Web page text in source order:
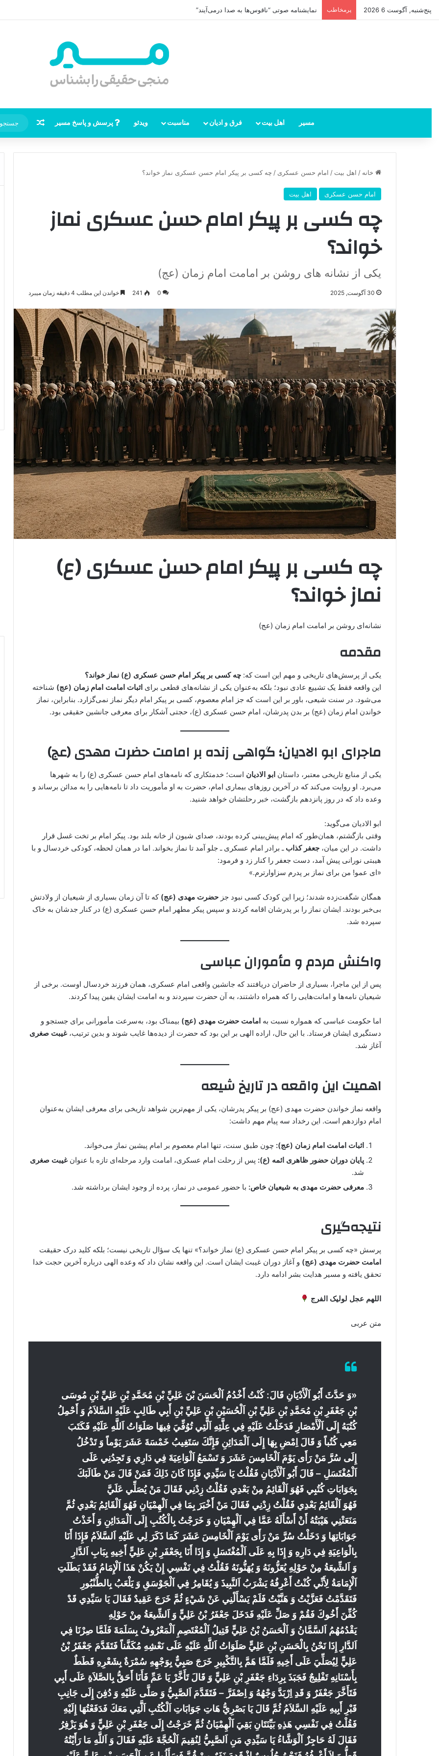
پنج‌شنبه, آگوست 6 2026 پرمخاطب امام زمان از کجا ظهور می‌کند؟ محل ظهور امام زمان، نقشه راه ظهور از مکه تا پایتختی کوفه
مسیر اهل بیت فرق و ادیان مناسبت ویدئو پرسش و پاسخ مسیر نوشته
خانه / اهل بیت / امام حسن عسکری / چه کسی بر پیکر امام حسن عسکری نماز خواند؟
امام حسن عسکری اهل بیت
چه کسی بر پیکر امام حسن عسکری نماز
خواند؟
یکی از نشانه‌ های روشن بر امامت امام زمان (عج)
30 آگوست, 2025 0
241 خواندن این مطلب 4 دقیقه زمان میبرد
چه کسی بر پیکر امام حسن عسکری (ع)
نماز خواند؟
نشانه‌ای روشن بر امامت امام زمان (عج)
مقدمه
یکی از پرسش‌های تاریخی و مهم این است که: چه کسی بر پیکر امام حسن عسکری (ع) نماز خواند؟
این واقعه فقط یک تشییع عادی نبود؛ بلکه به‌عنوان یکی از نشانه‌های قطعی برای اثبات امامت امام زمان (عج) شناخته
می‌شود. در سنت شیعی، باور بر این است که جز امام معصوم، کسی بر پیکر امام دیگر نماز نمی‌گزارد. بنابراین، نماز
خواندن امام زمان (عج) بر بدن پدرشان، امام حسن عسکری (ع)، حجتی آشکار برای معرفی جانشین حقیقی بود.
ماجرای ابو الادیان؛ گواهی زنده بر امامت حضرت مهدی (عج)
یکی از منابع تاریخی معتبر، داستان ابو الادیان است؛ خدمتکاری که نامه‌های امام حسن عسکری (ع) را به شهرها
می‌برد. او روایت می‌کند که در آخرین روزهای بیماری امام، حضرت به او مأموریت داد تا نامه‌هایی را به مدائن برساند و
وعده داد که در روز پانزدهم بازگشت، خبر رحلتشان خواهد شنید.
ابو الادیان می‌گوید:
وقتی بازگشتم، همان‌طور که امام پیش‌بینی کرده بودند، صدای شیون از خانه بلند بود. پیکر امام بر تخت غسل قرار
داشت. در این میان، جعفر کذاب ـ برادر امام عسکری ـ جلو آمد تا نماز بخواند. اما در همان لحظه، کودکی خردسال و با
هیبتی نورانی پیش آمد، دست جعفر را کنار زد و فرمود:
«ای عمو! من برای نماز بر پدرم سزاوارترم.»
همگان شگفت‌زده شدند؛ زیرا این کودک کسی نبود جز حضرت مهدی (عج) که تا آن زمان بسیاری از شیعیان از ولادتش
بی‌خبر بودند. ایشان نماز را بر پدرشان اقامه کردند و سپس پیکر مطهر امام حسن عسکری (ع) در کنار جدشان به خاک
سپرده شد.
واکنش مردم و مأموران عباسی
پس از این ماجرا، بسیاری از حاضران دریافتند که جانشین واقعی امام عسکری، همان فرزند خردسال اوست. برخی از
شیعیان نامه‌ها و امانت‌هایی را که همراه داشتند، به آن حضرت سپردند و به امامت ایشان یقین پیدا کردند.
اما حکومت عباسی که همواره نسبت به امامت حضرت مهدی (عج) بیمناک بود، به‌سرعت مأمورانی برای جستجو و
دستگیری ایشان فرستاد. با این حال، اراده الهی بر این بود که حضرت از دیده‌ها غایب شوند و بدین ترتیب، غیبت صغری
آغاز شد.
اهمیت این واقعه در تاریخ شیعه
واقعه نماز خواندن حضرت مهدی (عج) بر پیکر پدرشان، یکی از مهم‌ترین شواهد تاریخی برای معرفی ایشان به‌عنوان
امام دوازدهم است. این رخداد سه پیام مهم داشت:
اثبات امامت امام زمان (عج): چون طبق سنت، تنها امام معصوم بر امام پیشین نماز می‌خواند.
پایان دوران حضور ظاهری ائمه (ع): پس از رحلت امام عسکری، امامت وارد مرحله‌ای تازه با عنوان غیبت صغری
شد.
معرفی حضرت مهدی به شیعیان خاص: با حضور عمومی در نماز، پرده از وجود ایشان برداشته شد.
نتیجه‌گیری
پرسش «چه کسی بر پیکر امام حسن عسکری (ع) نماز خواند؟» تنها یک سؤال تاریخی نیست؛ بلکه کلید درک حقیقت
امامت حضرت مهدی (عج) و آغاز دوران غیبت ایشان است. این واقعه نشان داد که وعده الهی درباره آخرین حجت خدا
تحقق یافته و مسیر هدایت بشر ادامه دارد.
اللهم عجل لولیک الفرج
متن عربی
«وَ حَدَّثَ أَبُو اَلْأَدْيَانِ قَالَ: كُنْتُ أَخْدُمُ اَلْحَسَنَ بْنَ عَلِيِّ بْنِ مُحَمَّدِ بْنِ عَلِيِّ بْنِ مُوسَى
بْنِ جَعْفَرِ بْنِ مُحَمَّدِ بْنِ عَلِيِّ بْنِ اَلْحُسَيْنِ بْنِ عَلِيِّ بْنِ أَبِي طَالِبٍ عَلَيْهِ السَّلاَمُ وَ أَحْمِلُ
كُتُبَهُ إِلَى اَلْأَمْصَارِ فَدَخَلْتُ عَلَيْهِ فِي عِلَّتِهِ اَلَّتِي تُوُفِّيَ فِيهَا صَلَوَاتُ اَللَّهِ عَلَيْهِ فَكَتَبَ
مَعِي كُتُباً وَ قَالَ اِمْضِ بِهَا إِلَى اَلْمَدَائِنِ فَإِنَّكَ سَتَغِيبُ خَمْسَةَ عَشَرَ يَوْماً وَ تَدْخُلُ
إِلَى سُرَّ مَنْ رَأَى يَوْمَ اَلْخَامِسَ عَشَرَ وَ تَسْمَعُ اَلْوَاعِيَةَ فِي دَارِي وَ تَجِدُنِي عَلَى
اَلْمُغْتَسَلِ – قَالَ أَبُو اَلْأَدْيَانِ فَقُلْتُ يَا سَيِّدِي فَإِذَا كَانَ ذَلِكَ فَمَنْ قَالَ مَنْ طَالَبَكَ
بِجَوَابَاتِ كُتُبِي فَهُوَ اَلْقَائِمُ مِنْ بَعْدِي فَقُلْتُ زِدْنِي فَقَالَ مَنْ يُصَلِّي عَلَيَّ
فَهُوَ اَلْقَائِمُ بَعْدِي فَقُلْتُ زِدْنِي فَقَالَ مَنْ أَخْبَرَ بِمَا فِي اَلْهِمْيَانِ فَهُوَ اَلْقَائِمُ بَعْدِي ثُمَّ
مَنَعَتْنِي هَيْبَتُهُ أَنْ أَسْأَلَهُ عَمَّا فِي اَلْهِمْيَانِ وَ خَرَجْتُ بِالْكُتُبِ إِلَى اَلْمَدَائِنِ وَ أَخَذْتُ
جَوَابَاتِهَا وَ دَخَلْتُ سُرَّ مَنْ رَأَى يَوْمَ اَلْخَامِسَ عَشَرَ كَمَا ذَكَرَ لِي عَلَيْهِ اَلسَّلاَمُ فَإِذَا أَنَا
بِالْوَاعِيَةِ فِي دَارِهِ وَ إِذَا بِهِ عَلَى اَلْمُغْتَسَلِ وَ إِذَا أَنَا بِجَعْفَرِ بْنِ عَلِيٍّ أَخِيهِ بِبَابِ اَلدَّارِ
وَ اَلشِّيعَةُ مِنْ حَوْلِهِ يُعَزُّونَهُ وَ يُهَنُّونَهُ فَقُلْتُ فِي نَفْسِي إِنْ يَكُنْ هَذَا اَلْإِمَامُ فَقَدْ بَطَلَتِ
اَلْإِمَامَةُ لِأَنِّي كُنْتُ أَعْرِفُهُ يَشْرَبُ اَلنَّبِيذَ وَ يُقَامِرُ فِي اَلْجَوْسَقِ وَ يَلْعَبُ بِالطُّنْبُورِ
فَتَقَدَّمْتُ فَعَزَّيْتُ وَ هَنَّيْتُ فَلَمْ يَسْأَلْنِي عَنْ شَيْءٍ ثُمَّ خَرَجَ عَقِيدٌ فَقَالَ يَا سَيِّدِي قَدْ
كُفِّنَ أَخُوكَ فَقُمْ وَ صَلِّ عَلَيْهِ فَدَخَلَ جَعْفَرُ بْنُ عَلِيٍّ وَ اَلشِّيعَةُ مِنْ حَوْلِهِ
يَقْدُمُهُمُ اَلسَّمَّانُ وَ اَلْحَسَنُ بْنُ عَلِيٍّ قَتِيلُ اَلْمُعْتَصِمِ اَلْمَعْرُوفُ بِسَلَمَةَ فَلَمَّا صِرْنَا فِي
اَلدَّارِ إِذَا نَحْنُ بِالْحَسَنِ بْنِ عَلِيٍّ صَلَوَاتُ اَللَّهِ عَلَيْهِ عَلَى نَعْشِهِ مُكَفَّناً فَتَقَدَّمَ جَعْفَرُ بْنُ
عَلِيٍّ لِيُصَلِّيَ عَلَى أَخِيهِ فَلَمَّا هَمَّ بِالتَّكْبِيرِ خَرَجَ صَبِيٌّ بِوَجْهِهِ سُمْرَةٌ بِشَعْرِهِ قَطَطٌ
بِأَسْنَانِهِ تَفْلِيجٌ فَجَبَذَ بِرِدَاءِ جَعْفَرِ بْنِ عَلِيٍّ وَ قَالَ تَأَخَّرْ يَا عَمِّ فَأَنَا أَحَقُّ بِالصَّلاَةِ عَلَى أَبِي
فَتَأَخَّرَ جَعْفَرٌ وَ قَدِ اِرْبَدَّ وَجْهُهُ وَ اِصْفَرَّ – فَتَقَدَّمَ اَلصَّبِيُّ وَ صَلَّى عَلَيْهِ وَ دُفِنَ إِلَى جَانِبِ
قَبْرِ أَبِيهِ عَلَيْهِ السَّلاَمُ ثُمَّ قَالَ يَا بَصْرِيُّ هَاتِ جَوَابَاتِ اَلْكُتُبِ اَلَّتِي مَعَكَ فَدَفَعْتُهَا إِلَيْهِ
فَقُلْتُ فِي نَفْسِي هَذِهِ بَيِّنَتَانِ بَقِيَ اَلْهِمْيَانُ ثُمَّ خَرَجْتُ إِلَى جَعْفَرِ بْنِ عَلِيٍّ وَ هُوَ يَزْفِرُ
فَقَالَ لَهُ حَاجِزٌ اَلْوَشَّاءُ يَا سَيِّدِي مَنِ اَلصَّبِيُّ لِنُقِيمَ اَلْحُجَّةَ عَلَيْهِ فَقَالَ وَ اَللَّهِ مَا رَأَيْتُهُ